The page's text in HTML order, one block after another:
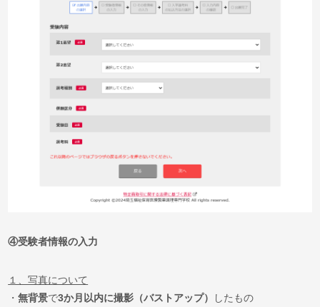
④受験者情報の入力
１、写真について
・無背景で3か月以内に撮影（バストアップ） したもの